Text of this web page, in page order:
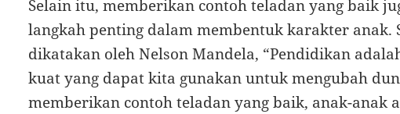
Selain itu, memberikan contoh teladan yang baik
langkah penting dalam membentuk karakter anak.
dikatakan oleh Nelson Mandela, “Pendidikan
kuat yang dapat kita gunakan untuk mengubah
memberikan contoh teladan yang baik, anak-anak